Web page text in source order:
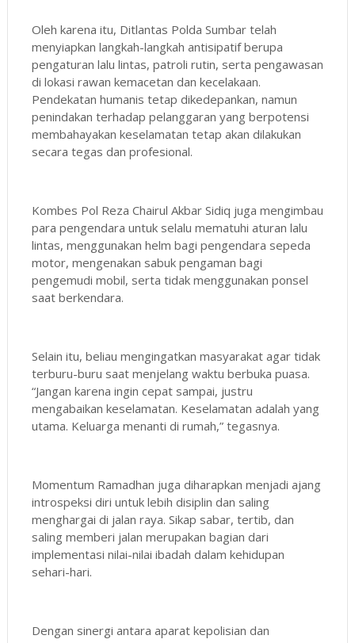
Oleh karena itu, Ditlantas Polda Sumbar telah
menyiapkan langkah-langkah antisipatif berupa
pengaturan lalu lintas, patroli rutin, serta pengawasan
di lokasi rawan kemacetan dan kecelakaan.
Pendekatan humanis tetap dikedepankan, namun
penindakan terhadap pelanggaran yang berpotensi
membahayakan keselamatan tetap akan dilakukan
secara tegas dan profesional.
Kombes Pol Reza Chairul Akbar Sidiq juga mengimbau
para pengendara untuk selalu mematuhi aturan lalu
lintas, menggunakan helm bagi pengendara sepeda
motor, mengenakan sabuk pengaman bagi
pengemudi mobil, serta tidak menggunakan ponsel
saat berkendara.
Selain itu, beliau mengingatkan masyarakat agar tidak
terburu-buru saat menjelang waktu berbuka puasa.
“Jangan karena ingin cepat sampai, justru
mengabaikan keselamatan. Keselamatan adalah yang
utama. Keluarga menanti di rumah,” tegasnya.
Momentum Ramadhan juga diharapkan menjadi ajang
introspeksi diri untuk lebih disiplin dan saling
menghargai di jalan raya. Sikap sabar, tertib, dan
saling memberi jalan merupakan bagian dari
implementasi nilai-nilai ibadah dalam kehidupan
sehari-hari.
Dengan sinergi antara aparat kepolisian dan